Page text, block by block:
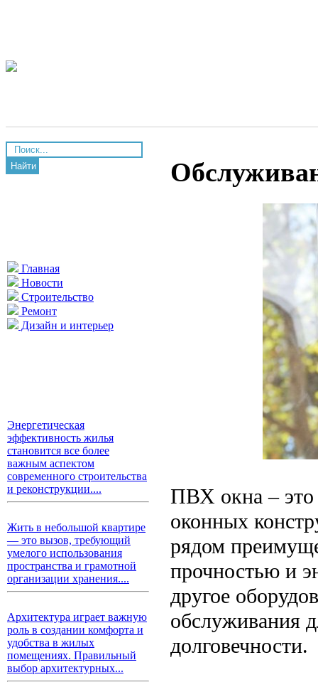
Найти
Главная
Новости
Строительство
Ремонт
Дизайн и интерьер
Энергетическая
эффективность жилья
становится все более
важным аспектом
современного строительства
и реконструкции....
Жить в небольшой квартире
— это вызов, требующий
умелого использования
пространства и грамотной
организации хранения....
Архитектура играет важную
роль в создании комфорта и
удобства в жилых
помещениях. Правильный
выбор архитектурных...
ПВХ окна – это
оконных
рядом
прочностью и
другое
обслуживания
долговечности.